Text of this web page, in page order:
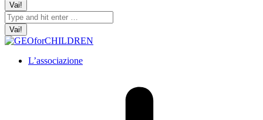
Cerca:
L’associazione